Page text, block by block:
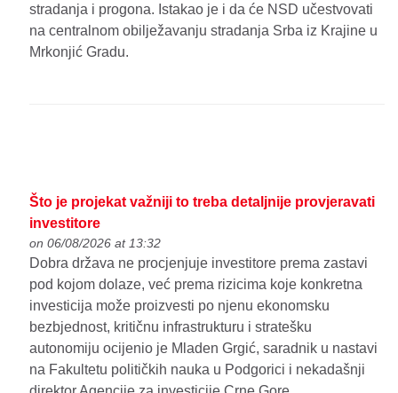
stradanja i progona. Istakao je i da će NSD učestvovati
na centralnom obilježavanju stradanja Srba iz Krajine u
Mrkonjić Gradu.
Što je projekat važniji to treba detaljnije provjeravati
investitore
on 06/08/2026 at 13:32
Dobra država ne procjenjuje investitore prema zastavi
pod kojom dolaze, već prema rizicima koje konkretna
investicija može proizvesti po njenu ekonomsku
bezbjednost, kritičnu infrastrukturu i stratešku
autonomiju ocijenio je Mladen Grgić, saradnik u nastavi
na Fakultetu političkih nauka u Podgorici i nekadašnji